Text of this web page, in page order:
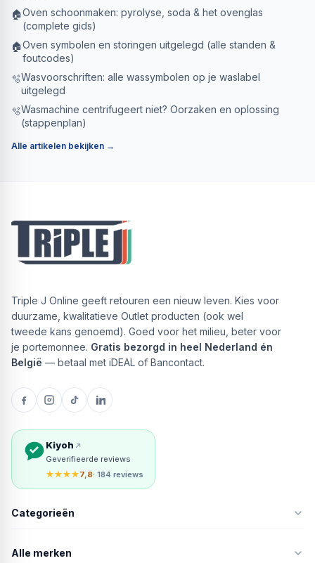
🏠Oven schoonmaken: pyrolyse, soda & het ovenglas
(complete gids)
🏠Oven symbolen en storingen uitgelegd (alle standen &
foutcodes)
🫧Wasvoorschriften: alle wassymbolen op je waslabel
uitgelegd
🫧Wasmachine centrifugeert niet? Oorzaken en oplossing
(stappenplan)
Alle artikelen bekijken →
Triple J Online geeft retouren een nieuw leven. Kies voor
duurzame, kwalitatieve Outlet producten (ook wel
tweede kans genoemd). Goed voor het milieu, beter voor
je portemonnee. Gratis bezorgd in heel Nederland én
België — betaal met iDEAL of Bancontact.
Kiyoh
Geverifieerde reviews
★★★★7,8· 184 reviews
Categorieën
Alle merken